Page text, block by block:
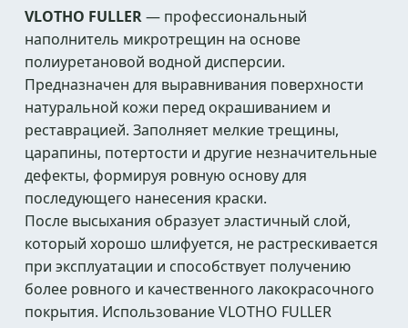
VLOTHO FULLER— профессиональный
наполнитель микротрещин на основе
полиуретановой водной дисперсии.
Предназначен для выравнивания поверхности
натуральной кожи перед окрашиванием и
реставрацией. Заполняет мелкие трещины,
царапины, потертости и другие незначительные
дефекты, формируя ровную основу для
последующего нанесения краски.
После высыхания образует эластичный слой,
который хорошо шлифуется, не растрескивается
при эксплуатации и способствует получению
более ровного и качественного лакокрасочного
покрытия. Использование VLOTHO FULLER